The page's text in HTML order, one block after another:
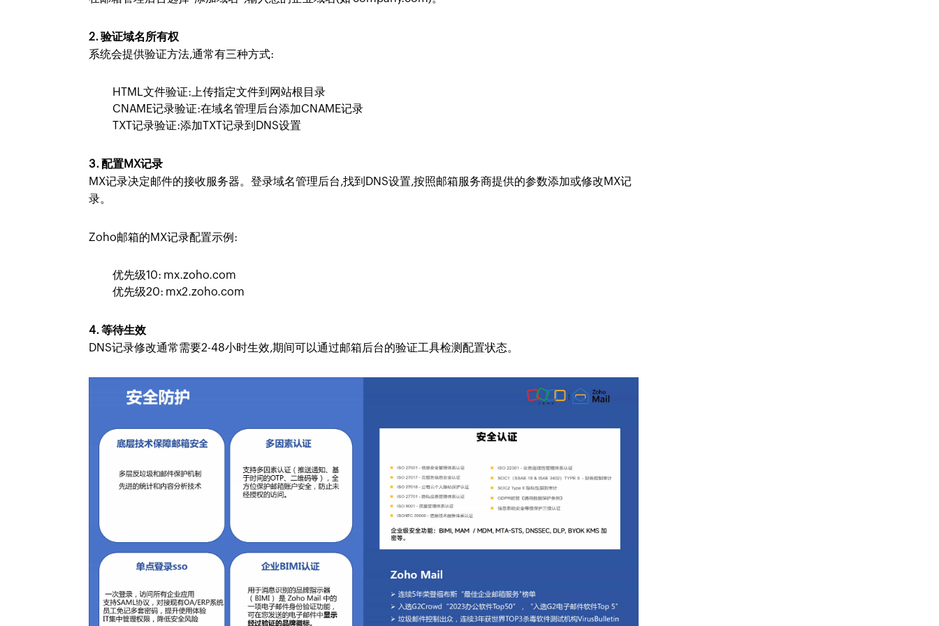
2. 验证域名所有权
系统会提供验证方法,通常有三种方式:
HTML文件验证:上传指定文件到网站根目录
CNAME记录验证:在域名管理后台添加CNAME记录
TXT记录验证:添加TXT记录到DNS设置
3. 配置MX记录
MX记录决定邮件的接收服务器。登录域名管理后台,找到DNS设置,按照邮箱服务商提供的参数添加或修改MX记
录。
Zoho邮箱的MX记录配置示例:
优先级10: mx.zoho.com
优先级20: mx2.zoho.com
4. 等待生效
DNS记录修改通常需要2-48小时生效,期间可以通过邮箱后台的验证工具检测配置状态。